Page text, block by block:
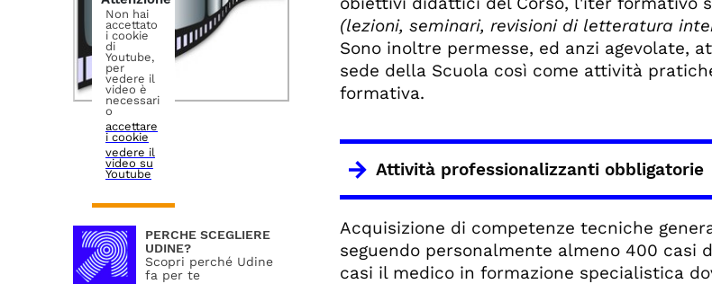
(lezioni, seminari, revisioni di letteratura
Sono inoltre permesse, ed anzi agevolate,
sede della Scuola così come attività
formativa.
Attività professionalizzanti obbligatorie
Acquisizione di competenze tecniche
seguendo personalmente almeno 400 casi
casi il medico in formazione specialistica
Non hai
accettato
i cookie
di
Youtube,
per
vedere il
video è
necessari
o
accettare
i cookie
vedere il
video su
Youtube
PERCHE SCEGLIERE
UDINE?
Scopri perché Udine
fa per te